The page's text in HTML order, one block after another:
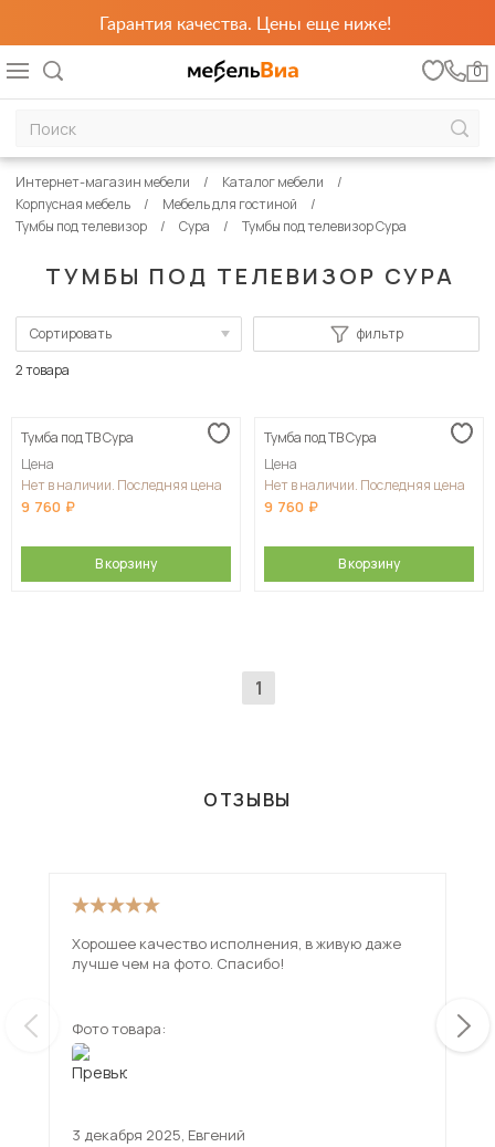
Гарантия качества. Цены еще ниже!
0
ТУМБЫ ПОД ТЕЛЕВИЗОР СУРА
Интернет-магазин мебели
Каталог мебели
Корпусная мебель
Мебель для гостиной
Тумбы под телевизор
Сура Тумбы под телевизор Сура
Сортировать
Сначала дорогие
фильтр
2 товара
Тумба под ТВ Сура
Цена
Нет в наличии. Последняя цена
9 760
В корзину
Тумба под ТВ Сура
Цена
Нет в наличии. Последняя цена
9 760
В корзину
1
ОТЗЫВЫ
Хорошее качество исполнения, в живую даже
лучше чем на фото. Спасибо!
Фото товара:
3 декабря 2025, Евгений